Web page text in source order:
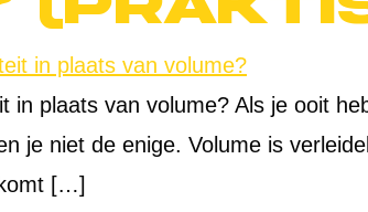
in plaats van volume? Als je ooit
je niet de enige. Volume is
[…]